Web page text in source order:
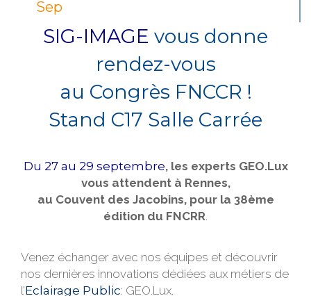
Sep
SIG-IMAGE vous donne
rendez-vous
au Congrès FNCCR !
Stand C17 Salle Carrée
Du 27 au 29 septembre,les experts GEO.Lux
vous attendent à Rennes,
au Couvent des Jacobins, pour la 38ème
édition du FNCRR
Venez échanger avec nos équipes et découvrir
nos dernières innovations dédiées aux métiers de
l’Eclairage Public: GEO.Lux.